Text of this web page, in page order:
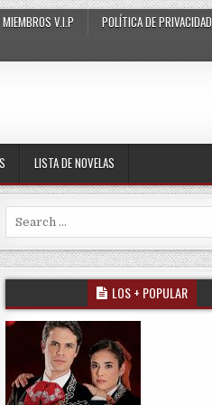
MIEMBROS V.I.P
POLÍTICA DE PRIVACIDAD
LISTA DE NOVELAS
Search for:
LOS + POPULAR